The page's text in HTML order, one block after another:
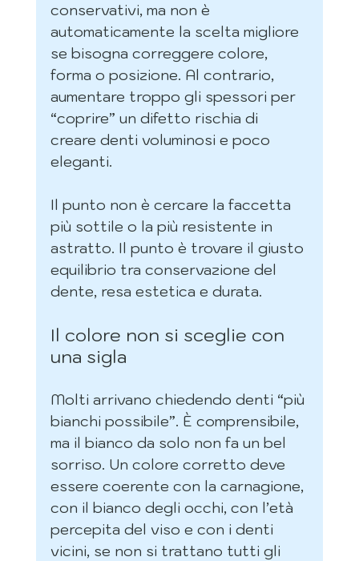
conservativi, ma non è
automaticamente la scelta migliore
se bisogna correggere colore,
forma o posizione. Al contrario,
aumentare troppo gli spessori per
“coprire” un difetto rischia di
creare denti voluminosi e poco
eleganti.
Il punto non è cercare la faccetta
più sottile o la più resistente in
astratto. Il punto è trovare il giusto
equilibrio tra conservazione del
dente, resa estetica e durata.
Il colore non si sceglie con
una sigla
Molti arrivano chiedendo denti “più
bianchi possibile”. È comprensibile,
ma il bianco da solo non fa un bel
sorriso. Un colore corretto deve
essere coerente con la carnagione,
con il bianco degli occhi, con l’età
percepita del viso e con i denti
vicini, se non si trattano tutti gli